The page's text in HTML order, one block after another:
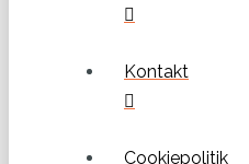
Kontakt
Cookiepolitik